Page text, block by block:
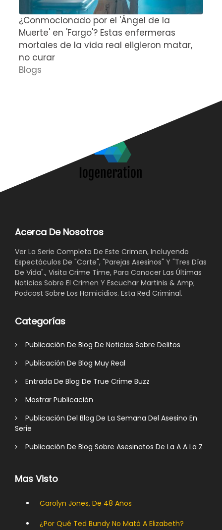
¿Conmocionado por el 'Ángel de la
Muerte' en 'Fargo'? Estas enfermeras
mortales de la vida real eligieron matar,
no curar
Blogs
Acerca De Nosotros
Ver La Serie Completa De Este Crimen, Incluyendo
Espectáculos De "Corte", "Parejas Asesinos" Y "Tres Días
De Vida"., Visita Crime Time, Para Conocer Las Últimas
Noticias Sobre El Crimen Y Escuchar Martinis & Amp;
Podcast Sobre Los Homicidios. Esta Red Criminal.
Categorías
Publicación De Blog De Noticias Sobre Delitos
Publicación De Blog Muy Real
Entrada De Blog De True Crime Buzz
Mostrar Publicación
Publicación Del Blog De La Semana Del Asesino En
Serie
Publicación De Blog Sobre Asesinatos De La A A La Z
Mas Visto
Carolyn Jones, De 48 Años
¿Por Qué Ted Bundy No Mató A Elizabeth?